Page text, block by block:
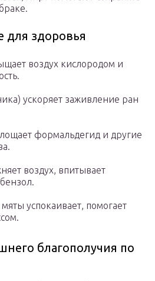
для здоровья
воздух кислородом и
ускоряет заживление ран
формальдегид и другие
воздух, впитывает
успокаивает, помогает
благополучия по